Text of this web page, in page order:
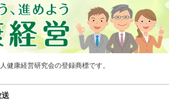
健康経営研究会の登録商標です。